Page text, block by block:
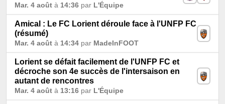
Mar. 4 août à 14:36 par L'Équipe
Amical : Le FC Lorient déroule face à l'UNFP FC
(résumé)
Mar. 4 août à 14:34 par MadeInFOOT
Lorient se défait facilement de l'UNFP FC et
décroche son 4e succès de l'intersaison en
autant de rencontres
Mar. 4 août à 13:16 par L'Équipe